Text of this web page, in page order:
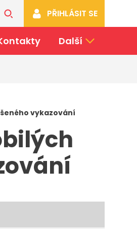
PŘIHLÁSIT SE
Další
vykazování